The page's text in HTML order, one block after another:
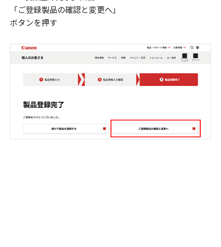
「ご登録製品の確認と変更へ」
ボタンを押す